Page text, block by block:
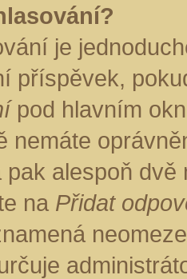
je
příspěvek,
pod hlavním
nemáte
pak alespoň
na Přidat